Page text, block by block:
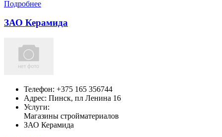
Подробнее
ЗАО Керамида
Телефон: +375 165 356744
Адрес: Пинск, пл Ленина 16
Услуги:
Магазины стройматериалов
ЗАО Керамида